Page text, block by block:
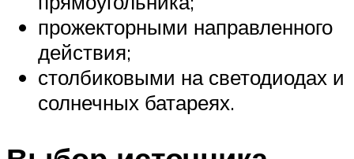
прожекторными направленного
действия;
столбиковыми на светодиодах и
солнечных батареях.